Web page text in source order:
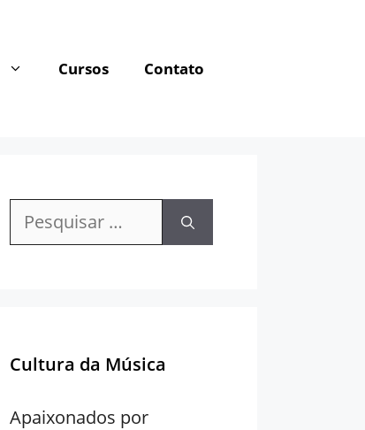
Cursos Contato
Pesquisar
Cultura da Música
Apaixonados por